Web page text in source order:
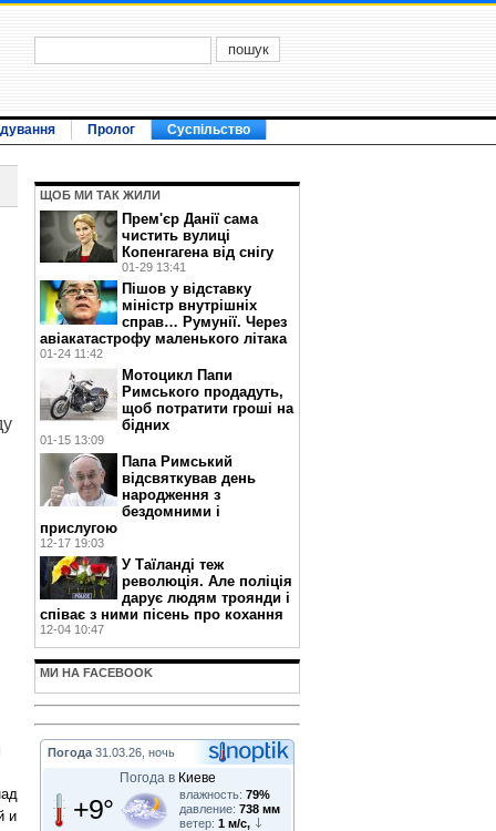
Пролог Суспільство
и
ЩОБ МИ ТАК ЖИЛИ
Прем'єр Данії сама
чистить вулиці
Копенгагена від снігу
01-29 13:41
Пішов у відставку
міністр внутрішніх
справ… Румунії. Через
авіакатастрофу маленького літака
01-24 11:42
Мотоцикл Папи
Римського продадуть,
щоб потратити гроші на
бідних
01-15 13:09
Папа Римський
відсвяткував день
народження з
бездомними і
прислугою
12-17 19:03
У Таїланді теж
революція. Але поліція
дарує людям троянди і
співає з ними пісень про кохання
12-04 10:47
МИ НА FACEBOOK
Погода 31.03.26, ночь
Погода в Киеве
+9° влажность: 79%
давление: 738 мм
ветер: 1 м/с,